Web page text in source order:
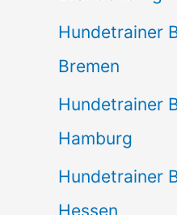
Hundetrainer
Bremen
Hundetrainer
Hamburg
Hundetrainer
Hessen